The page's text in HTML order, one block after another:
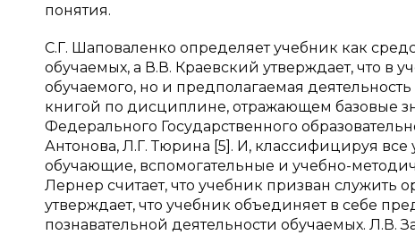
понятия.
С.Г. Шаповаленко определяет учебник как
обучаемых, а В.В. Краевский утверждает, что в
обучаемого, но и предполагаемая
книгой по дисциплине, отражающем базовые
Федерального Государственного
Антонова, Л.Г. Тюрина [5]. И, классифицируя
обучающие, вспомогательные и учебно-
Лернер считает, что учебник призван служить
утверждает, что учебник объединяет в себе
познавательной деятельности обучаемых. Л.В.